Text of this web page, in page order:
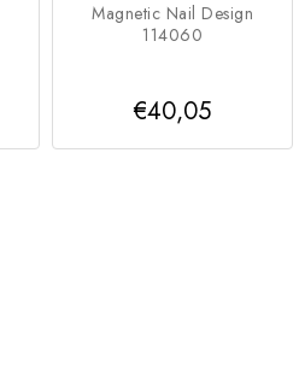
Magnetic Nail Design
114060
€40,05